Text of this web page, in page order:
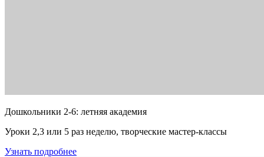
Дошкольники 2-6: летняя академия
Уроки 2,3 или 5 раз неделю, творческие мастер-классы
Узнать подробнее